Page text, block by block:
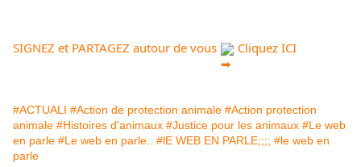
SIGNEZ et PARTAGEZ autour de vous Cliquez ICI
#ACTUALI #Action de protection animale #Action protection
animale #Histoires d'animaux #Justice pour les animaux #Le web
en parle #Le web en parle.. #lE WEB EN PARLE;;;; #le web en
parle